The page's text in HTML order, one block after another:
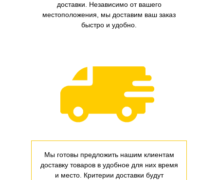
Мы готовы предложить нашим клиентам
доставку товаров в удобное для них время
и место. Критерии доставки будут
доставки. Независимо от вашего
местоположения, мы доставим ваш заказ
быстро и удобно.